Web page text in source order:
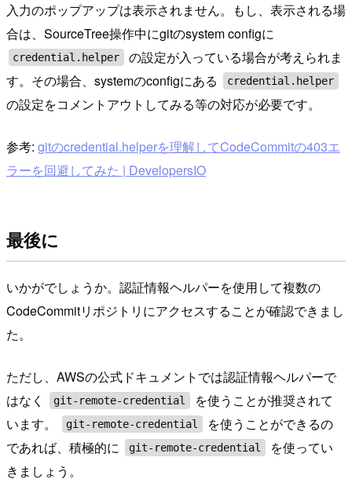
入力のポップアップは表示されません。もし、表示される場
合は、SourceTree操作中にgitのsystem configに
credential.helper
の設定が入っている場合が考えられま
す。その場合、systemのconfigにある
credential.helper
の設定をコメントアウトしてみる等の対応が必要です。
参考: gitのcredential.helperを理解してCodeCommitの403エ
ラーを回避してみた | DevelopersIO
最後に
いかがでしょうか。認証情報ヘルパーを使用して複数の
CodeCommitリポジトリにアクセスすることが確認できまし
た。
ただし、AWSの公式ドキュメントでは認証情報ヘルパーで
はなく
git-remote-credential
を使うことが推奨されて
います。
git-remote-credential
を使うことができるの
であれば、積極的に
git-remote-credential
を使ってい
きましょう。